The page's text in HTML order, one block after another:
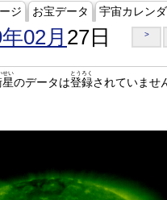
ジ お宝データ 宇宙カレン
02月 27日 >
せい
のデータは登録
とうろく
されていませ